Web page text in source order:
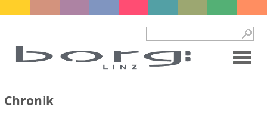
Chronik